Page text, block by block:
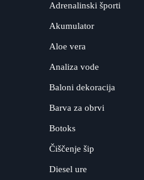
Adrenalinski športi
Akumulator
Aloe vera
Analiza vode
Baloni dekoracija
Barva za obrvi
Botoks
Čiščenje šip
Diesel ure